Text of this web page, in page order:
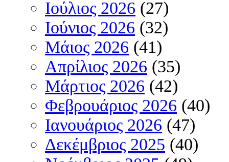
Ιούλιος 2026 (27)
Ιούνιος 2026 (32)
Μάιος 2026 (41)
Απρίλιος 2026 (35)
Μάρτιος 2026 (42)
Φεβρουάριος 2026 (40)
Ιανουάριος 2026 (47)
Δεκέμβριος 2025 (40)